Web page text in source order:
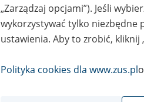
30
sierpnia
2018
28
2018
„Zarządzaj opcjami”). Jeśli
wykorzystywać tylko niezbędne
ustawienia. Aby to zrobić, kliknij
Polityka cookies dla www.zus.pl